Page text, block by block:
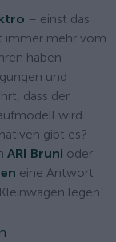
– einst das
immer mehr vom
haben
und
dass der
wird.
gibt es?
ARI Bruni oder
eine Antwort
legen.